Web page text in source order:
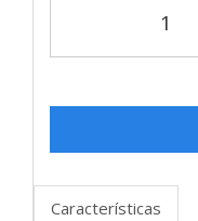
Características